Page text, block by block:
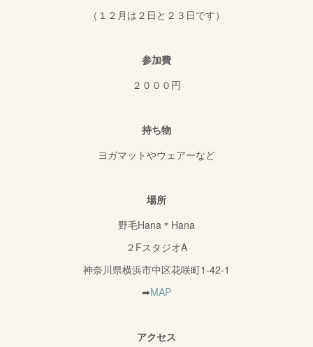
（１２月は２日と２３日です）
参加費
２０００円
持ち物
ヨガマットやウェアーなど
場所
野毛Hana＊Hana
２FスタジオA
神奈川県横浜市中区花咲町1-42-1
➡MAP
アクセス